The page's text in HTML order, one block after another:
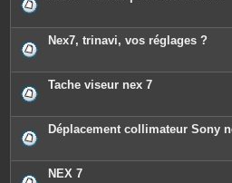
Nex7, trinavi, vos réglages ?
Tache viseur nex 7
Déplacement collimateur Sony
NEX 7